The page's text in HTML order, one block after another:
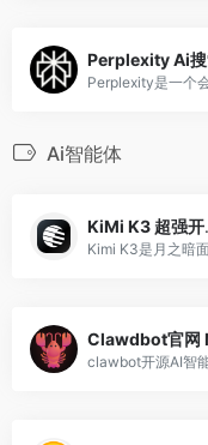
Perplexity Ai
Ai智能体
KiMi